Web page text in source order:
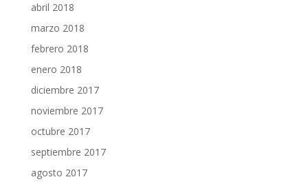
abril 2018
marzo 2018
febrero 2018
enero 2018
diciembre 2017
noviembre 2017
octubre 2017
septiembre 2017
agosto 2017